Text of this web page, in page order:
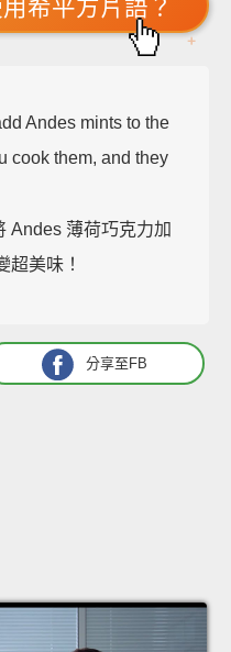
希平方片語？
Andes mints to the
cook them, and they
Andes 薄荷巧克力加
超美味！
分享至FB